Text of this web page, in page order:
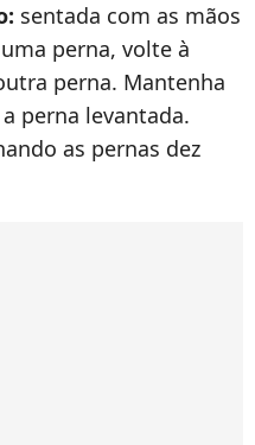
sentada com as mãos
perna, volte à
perna. Mantenha
perna levantada.
as pernas dez